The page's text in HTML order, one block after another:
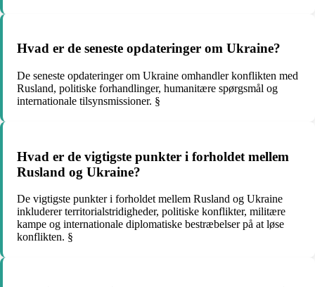
Hvad er de seneste opdateringer om Ukraine?
De seneste opdateringer om Ukraine omhandler konflikten med
Rusland, politiske forhandlinger, humanitære spørgsmål og
internationale tilsynsmissioner. §
Hvad er de vigtigste punkter i forholdet mellem
Rusland og Ukraine?
De vigtigste punkter i forholdet mellem Rusland og Ukraine
inkluderer territorialstridigheder, politiske konflikter, militære
kampe og internationale diplomatiske bestræbelser på at løse
konflikten. §